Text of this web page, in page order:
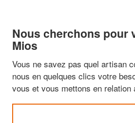
Nous cherchons pour
Mios
Vous ne savez pas quel artisan
nous en quelques clics votre
vous et vous mettons en relation